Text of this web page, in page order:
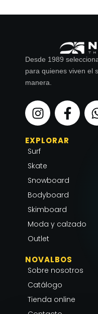
Desde 1989
para quienes viven el
manera.
I
n
s
t
a
g
r
a
m
F
a
c
e
o
k
f
EXPLORAR
Surf
Skate
Snowboard
Bodyboard
Skimboard
Moda y calzado
Outlet
NOVALBOS
Sobre nosotros
Catálogo
Tienda online